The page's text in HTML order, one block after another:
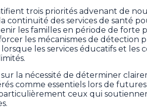
trois priorités advenant de
continuité des services de santé
les familles en période de forte
les mécanismes de détection
les services éducatifs et les
sur la nécessité de déterminer
comme essentiels lors de
ceux qui